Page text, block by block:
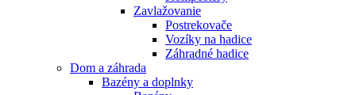
Zavlažovanie
Postrekovače
Vozíky na hadice
Záhradné hadice
Dom a záhrada
Bazény a doplnky